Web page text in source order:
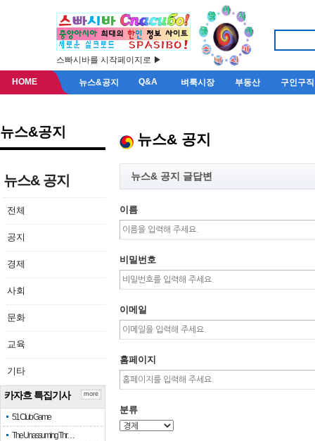
스빠시바를 시작페이지로 ▶
HOME 뉴스&공지 Q&A 벼룩시장 부동산 구인구직
뉴스&공지
뉴스& 공지
전체
공지
경제
사회
문화
교육
기타
카자흐 특집기사
51 Club Game
The Unassuming Thr…
more
뉴스& 공지
뉴스& 공지 글답변
이름
비밀번호
이메일
홈페이지
분류